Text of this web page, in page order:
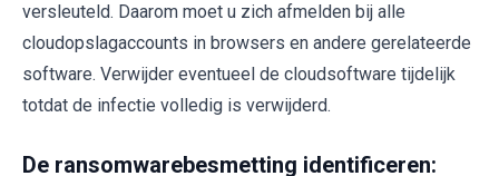
versleuteld. Daarom moet u zich afmelden bij alle
cloudopslagaccounts in browsers en andere gerelateerde
software. Verwijder eventueel de cloudsoftware tijdelijk
totdat de infectie volledig is verwijderd.
De ransomwarebesmetting identificeren: